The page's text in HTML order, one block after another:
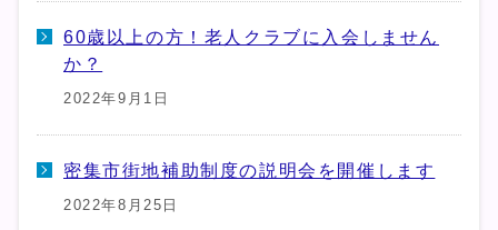
60歳以上の方！老人クラブに入会しません
か？
2022年9月1日
密集市街地補助制度の説明会を開催します
2022年8月25日